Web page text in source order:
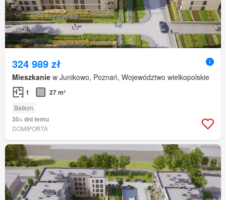
324 989 zł
Mieszkanie w Junikowo, Poznań, Województwo wielkopolskie
1 27 m²
Balkon
30+ dni temu
DOMIPORTA